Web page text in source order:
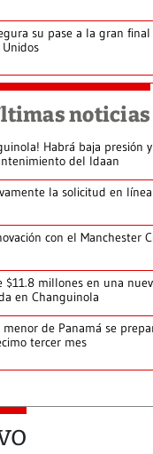
su pase a la gran final
noticias
Habrá baja presión
del Idaan
la solicitud en
con el Manchester
$11.8 millones en una
en Changuinola
de Panamá se
tercer mes